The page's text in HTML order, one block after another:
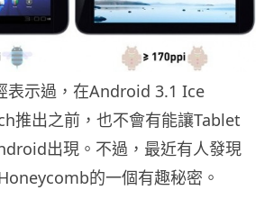
表示過，在Android 3.1 Ice
推出之前，也不會有能讓Tablet
出現。不過，最近有人發現
的一個有趣秘密。